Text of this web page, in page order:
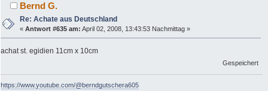
Bernd G.
Re: Achate aus Deutschland
«Antwort #635 am: April 02, 2008, 13:43:53 Nachmittag »
achat st. egidien 11cm x 10cm
Gespeichert
https://www.youtube.com/@berndgutschera605